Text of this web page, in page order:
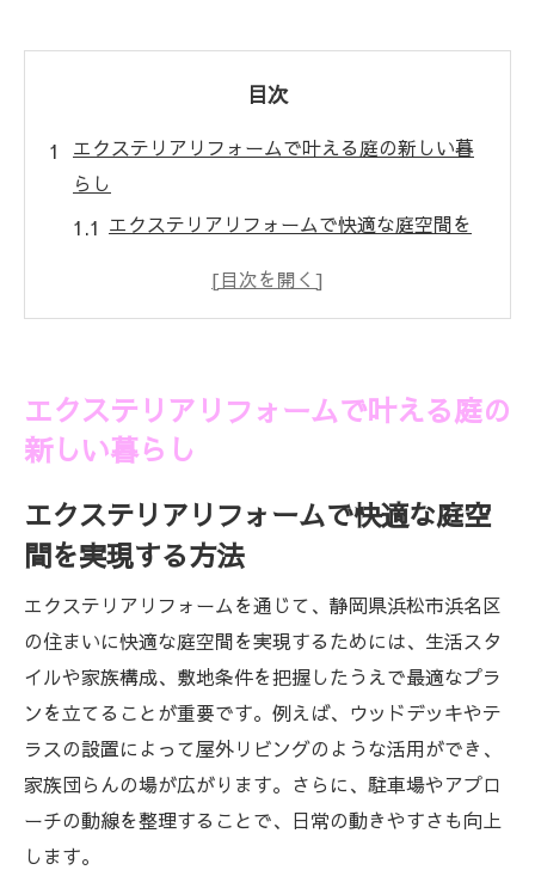
目次
エクステリアリフォームで叶える庭の新しい暮
らし
エクステリアリフォームで快適な庭空間を
アップする工夫
理想の庭を作るエクステリアリフォームの
庭の雰囲気を一新するリフォームのコツと
ポイント
静岡県浜松市浜名区で始める庭リノベの基本知
識
エクステリアリフォームの基礎と押さえる
べき流れ
庭リノベーションの計画に必要な基本ポイ
ント解説
エクステリアリフォームに役立つ庭の診断
エクステリアリフォームで叶える庭の
新しい暮らし
エクステリアリフォームで快適な庭空
間を実現する方法
エクステリアリフォームを通じて、静岡県浜松市浜名区
の住まいに快適な庭空間を実現するためには、生活スタ
イルや家族構成、敷地条件を把握したうえで最適なプラ
ンを立てることが重要です。例えば、ウッドデッキやテ
ラスの設置によって屋外リビングのような活用ができ、
家族団らんの場が広がります。さらに、駐車場やアプロ
ーチの動線を整理することで、日常の動きやすさも向上
します。